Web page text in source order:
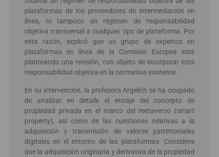
plataformas de los proveedores de intermediación en
línea, ni tampoco un régimen de responsabilidad
objetiva transversal a cualquier tipo de plataforma. Por
esta razón, explicó que un grupo de expertos en
plataformas en línea de la Comisión Europea está
planteando una revisión, con objeto de incorporar esta
responsabilidad objetiva en la normativa existente.
En su intervención, la profesora Argelich se ha ocupado
de analizar en detalle el encaje del concepto de
propiedad privada en el marco del metaverso (smart
property), así como de las cuestiones relativas a la
adquisición y transmisión de valores patrimoniales
digitales en el entorno de las plataformas. Considera
que la adquisición originaria y derivativa de la propiedad